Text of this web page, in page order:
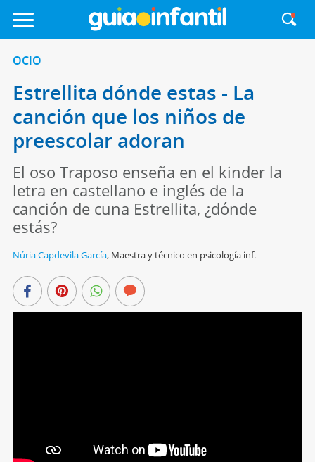
OCIO
Estrellita dónde estas - La
canción que los niños de
preescolar adoran
El oso Traposo enseña en el kinder la
letra en castellano e inglés de la
canción de cuna Estrellita, ¿dónde
estás?
Núria Capdevila García, Maestra y técnico en psicología inf.